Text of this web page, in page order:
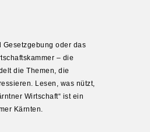
Gesetz­gebung oder das
– die
die Themen, die
Lesen, was nützt,
Wirtschaft“ ist ein
Kärnten.